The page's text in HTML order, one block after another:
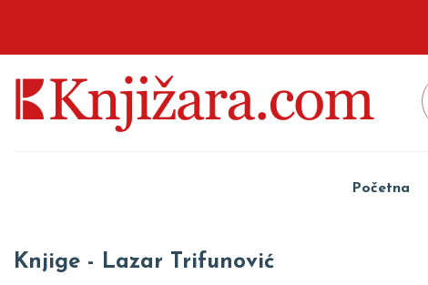
Početna
Knjige - Lazar Trifunović